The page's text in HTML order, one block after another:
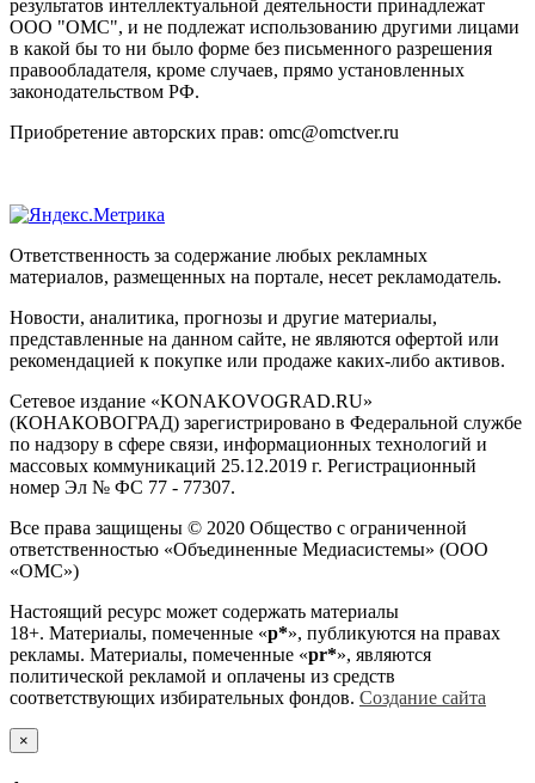
результатов интеллектуальной деятельности принадлежат
ООО "ОМС", и не подлежат использованию другими лицами
в какой бы то ни было форме без письменного разрешения
правообладателя, кроме случаев, прямо установленных
законодательством РФ.
Приобретение авторских прав: omc@omctver.ru
Ответственность за содержание любых рекламных
материалов, размещенных на портале, несет рекламодатель.
Новости, аналитика, прогнозы и другие материалы,
представленные на данном сайте, не являются офертой или
рекомендацией к покупке или продаже каких-либо активов.
Сетевое издание «KONAKOVOGRAD.RU»
(КОНАКОВОГРАД) зарегистрировано в Федеральной службе
по надзору в сфере связи, информационных технологий и
массовых коммуникаций 25.12.2019 г. Регистрационный
номер Эл № ФС 77 - 77307.
Все права защищены © 2020 Общество с ограниченной
ответственностью «Объединенные Медиасистемы» (ООО
«ОМС»)
Настоящий ресурс может содержать материалы
18+. Материалы, помеченные «р*», публикуются на правах
рекламы. Материалы, помеченные «рr*», являются
политической рекламой и оплачены из средств
соответствующих избирательных фондов. Создание сайта
×